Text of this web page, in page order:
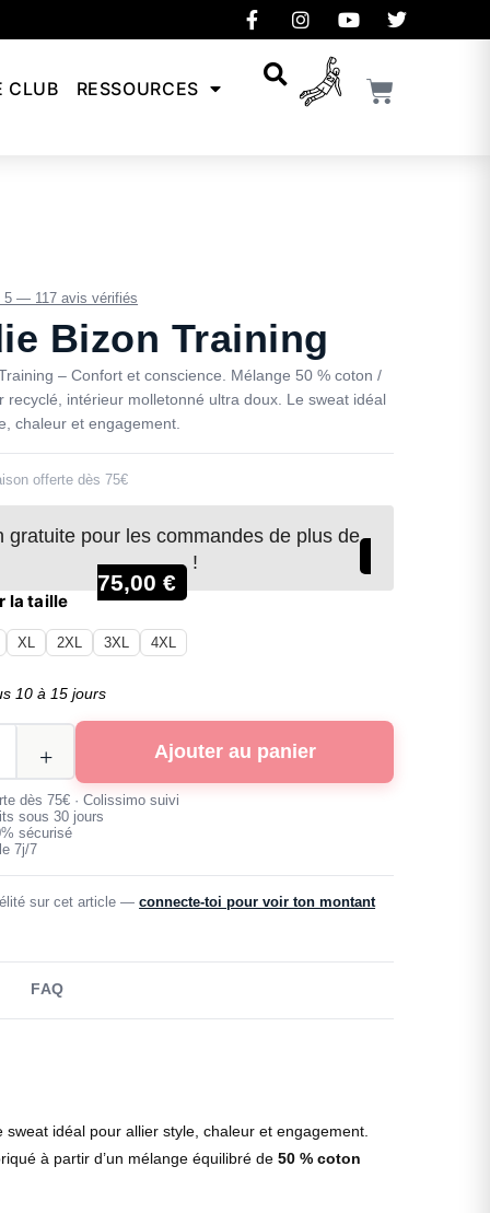
CLUB RESSOURCES
5 — 117 avis vérifiés
Bizon Training
– Confort et conscience. Mélange 50 % coton /
recyclé, intérieur molletonné ultra doux. Le sweat idéal
chaleur et engagement.
offerte dès 75€
gratuite pour les commandes de plus de
75,00€
!
la taille
XL 2XL 3XL 4XL
10 à 15 jours
Ajouter au panier
dès 75€ · Colissimo suivi
sous 30 jours
sécurisé
7j/7
sur cet article —connecte-toi pour voir ton montant
FAQ
idéal pour allier style, chaleur et engagement.
à partir d’un mélange équilibré de 50 % coton